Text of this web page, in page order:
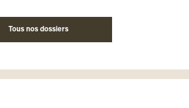
Tous nos dossiers